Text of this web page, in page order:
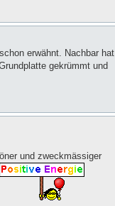
erwähnt. Nachbar hat
gekrümmt und
und zweckmässiger